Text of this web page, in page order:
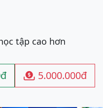
tập cao hơn
 5.000.000đ